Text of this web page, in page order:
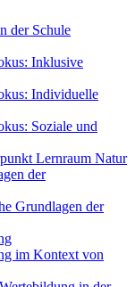
der Schule
Inklusive
Individuelle
Soziale und
Lernraum Natur
der
Grundlagen der
im Kontext von